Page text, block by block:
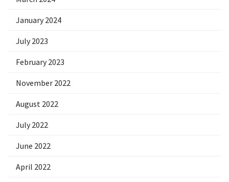
January 2024
July 2023
February 2023
November 2022
August 2022
July 2022
June 2022
April 2022